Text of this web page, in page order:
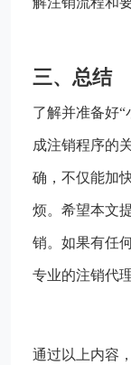
三、总结
了解并准备好
成注销程序的
确，不仅能加
烦。希望本文
销。如果有任
专业的注销代
通过以上内容